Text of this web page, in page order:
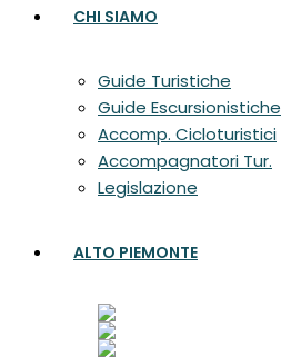
CHI SIAMO
Guide Turistiche
Guide Escursionistiche
Accomp. Cicloturistici
Accompagnatori Tur.
Legislazione
ALTO PIEMONTE